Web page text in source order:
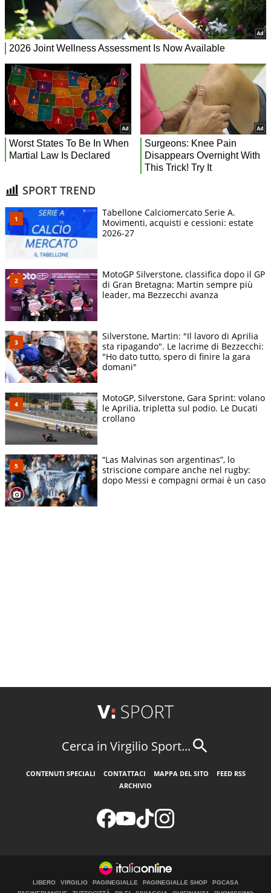
SPORT TREND
Tabellone Calciomercato Serie A.
Movimenti, acquisti e cessioni: estate
2026-27
MotoGP Silverstone, classifica dopo il GP
di Gran Bretagna: Martin sempre più
leader, ma Bezzecchi avanza
Silverstone, Martin: "Il lavoro di Aprilia
sta ripagando". Le lacrime di Bezzecchi:
"Ho dato tutto, spero di finire la gara
domani"
MotoGP, Silverstone, Gara Sprint: volano
le Aprilia, tripletta sul podio. Le Ducati
crollano
“Las Malvinas son argentinas”, lo
striscione compare anche nel rugby:
dopo Messi e compagni ormai è un caso
Cerca in Virgilio Sport...
CONTENUTI SPECIALI CONTATTACI MAPPA DEL SITO
FEED RSS
ARCHIVIO
LIBERO VIRGILIO PAGINEGIALLE PAGINEGIALLE SHOP
PGCASA